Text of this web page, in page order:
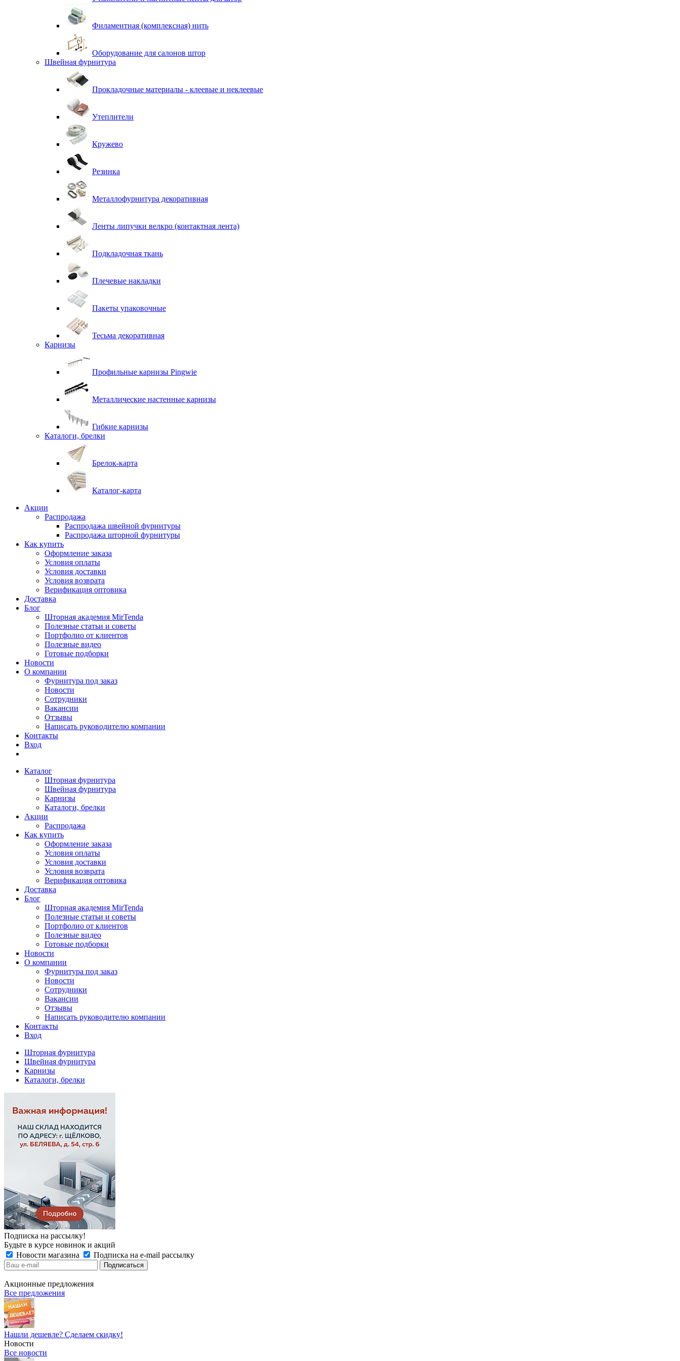
Филаментная (комплексная) нить
Оборудование для салонов штор
Швейная фурнитура
Прокладочные материалы - клеевые и неклеевые
Утеплители
Кружево
Резинка
Металлофурнитура декоративная
Ленты липучки велкро (контактная лента)
Подкладочная ткань
Плечевые накладки
Пакеты упаковочные
Тесьма декоративная
Карнизы
Профильные карнизы Pingwie
Металлические настенные карнизы
Гибкие карнизы
Каталоги, брелки
Брелок-карта
Каталог-карта
Акции
Распродажа
Распродажа швейной фурнитуры
Распродажа шторной фурнитуры
Как купить
Оформление заказа
Условия оплаты
Условия доставки
Условия возврата
Верификация оптовика
Доставка
Блог
Шторная академия MirTenda
Полезные статьи и советы
Портфолио от клиентов
Полезные видео
Готовые подборки
Новости
О компании
Фурнитура под заказ
Новости
Сотрудники
Вакансии
Отзывы
Написать руководителю компании
Контакты
Вход
Каталог
Шторная фурнитура
Швейная фурнитура
Карнизы
Каталоги, брелки
Акции
Распродажа
Как купить
Оформление заказа
Условия оплаты
Условия доставки
Условия возврата
Верификация оптовика
Доставка
Блог
Шторная академия MirTenda
Полезные статьи и советы
Портфолио от клиентов
Полезные видео
Готовые подборки
Новости
О компании
Фурнитура под заказ
Новости
Сотрудники
Вакансии
Отзывы
Написать руководителю компании
Контакты
Вход
Шторная фурнитура
Швейная фурнитура
Карнизы
Каталоги, брелки
Подписка на рассылку!
Будьте в курсе новинок и акций
Новости магазина
Подписка на e-mail рассылку
Акционные предложения
Все предложения
Нашли дешевле? Сделаем скидку!
Новости
Все новости